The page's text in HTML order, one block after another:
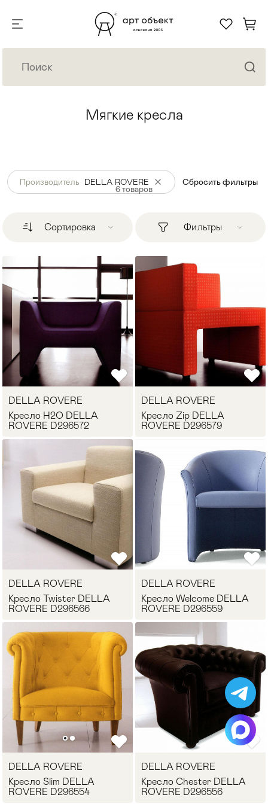
Мягкая мебель >
Кровати
Столы
>
Хранение
Комоды и
Мягкие кресла
Производитель DELLA ROVERE Сбросить фильтры
6товаров
Сортировка Фильтры
DELLA ROVERE
Кресло H2O DELLA
ROVERE D296572
DELLA ROVERE
Кресло Zip DELLA
ROVERE D296579
DELLA ROVERE
Кресло Twister DELLA
ROVERE D296566
DELLA ROVERE
Кресло Welcome DELLA
ROVERE D296559
DELLA ROVERE
Кресло Slim DELLA
ROVERE D296554
DELLA ROVERE
Кресло Chester DELLA
ROVERE D296556